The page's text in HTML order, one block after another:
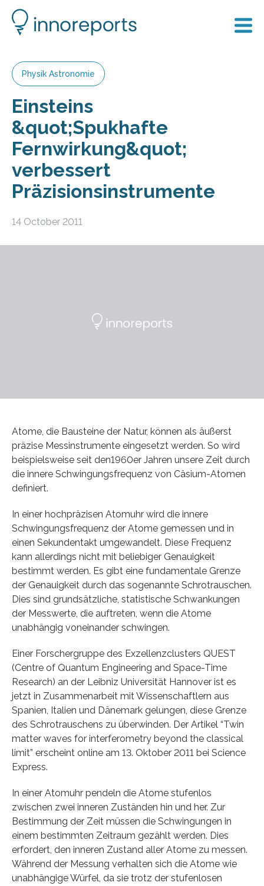
Physik Astronomie
Einsteins
&quot;Spukhafte
Fernwirkung&quot;
verbessert
Präzisionsinstrumente
14 October 2011
Atome, die Bausteine der Natur, können als äußerst
präzise Messinstrumente eingesetzt werden. So wird
beispielsweise seit den1960er Jahren unsere Zeit durch
die innere Schwingungsfrequenz von Cäsium-Atomen
definiert.
In einer hochpräzisen Atomuhr wird die innere
Schwingungsfrequenz der Atome gemessen und in
einen Sekundentakt umgewandelt. Diese Frequenz
kann allerdings nicht mit beliebiger Genauigkeit
bestimmt werden. Es gibt eine fundamentale Grenze
der Genauigkeit durch das sogenannte Schrotrauschen.
Dies sind grundsätzliche, statistische Schwankungen
der Messwerte, die auftreten, wenn die Atome
unabhängig voneinander schwingen.
Einer Forschergruppe des Exzellenzclusters QUEST
(Centre of Quantum Engineering and Space-Time
Research) an der Leibniz Universität Hannover ist es
jetzt in Zusammenarbeit mit Wissenschaftlern aus
Spanien, Italien und Dänemark gelungen, diese Grenze
des Schrotrauschens zu überwinden. Der Artikel “Twin
matter waves for interferometry beyond the classical
limit” erscheint online am 13. Oktober 2011 bei Science
Express.
In einer Atomuhr pendeln die Atome stufenlos
zwischen zwei inneren Zuständen hin und her. Zur
Bestimmung der Zeit müssen die Schwingungen in
einem bestimmten Zeitraum gezählt werden. Dies
erfordert, den inneren Zustand aller Atome zu messen.
Während der Messung verhalten sich die Atome wie
unabhängige Würfel, da sie trotz der stufenlosen